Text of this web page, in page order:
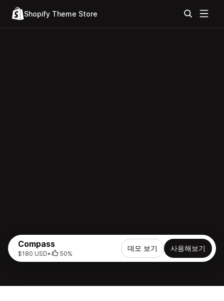
Shopify Theme Store
Compass
$180 USD• 50%
데모 보기 사용해보기